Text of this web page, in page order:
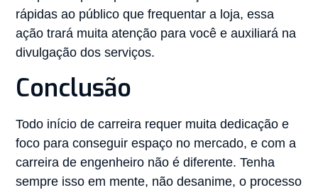
rápidas ao público que frequentar a loja, essa
ação trará muita atenção para você e auxiliará na
divulgação dos serviços.
Conclusão
Todo início de carreira requer muita dedicação e
foco para conseguir espaço no mercado, e com a
carreira de engenheiro não é diferente. Tenha
sempre isso em mente, não desanime, o processo